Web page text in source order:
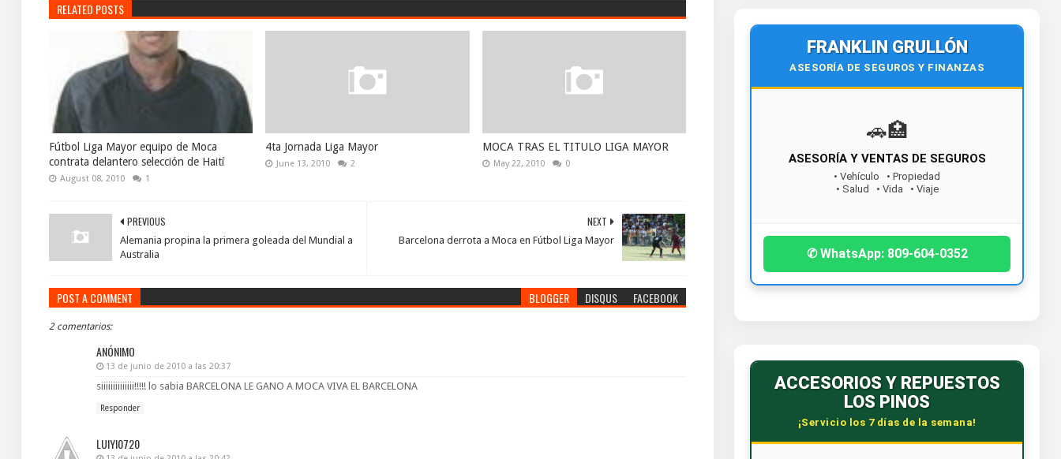
RELATED POSTS
Fútbol Liga Mayor equipo de Moca
contrata delantero selección de Haití
August 08, 2010 1
4ta Jornada Liga Mayor
June 13, 2010 2
MOCA TRAS EL TITULO LIGA MAYOR
May 22, 2010 0
NEXT
Barcelona derrota a Moca en Fútbol Liga Mayor
PREVIOUS
Alemania propina la primera goleada del Mundial a
Australia
POST A COMMENT BLOGGER DISQUS FACEBOOK
2 comentarios:
ANÓNIMO
13 de junio de 2010 a las 20:37
siiiiiiiiiiiiii!!!!! lo sabia BARCELONA LE GANO A MOCA VIVA EL BARCELONA
Responder
LUIYI0720
FRANKLIN GRULLÓN
ASESORÍA DE SEGUROS Y FINANZAS
🚗️🏥
ASESORÍA Y VENTAS DE SEGUROS
• Vehículo • Propiedad
• Salud • Vida • Viaje
¡Contáctanos hoy!
✆ WhatsApp: 809-604-0352
ACCESORIOS Y REPUESTOS
LOS PINOS
¡Servicio los 7 días de la semana!